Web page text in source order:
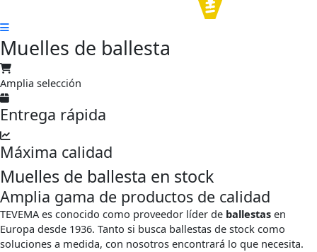
Muelles de ballesta
Amplia selección
Entrega rápida
Máxima calidad
Muelles de ballesta en stock
Amplia gama de productos de calidad
TEVEMA es conocido como proveedor líder de ballestas en
Europa desde 1936. Tanto si busca ballestas de stock como
soluciones a medida, con nosotros encontrará lo que necesita.